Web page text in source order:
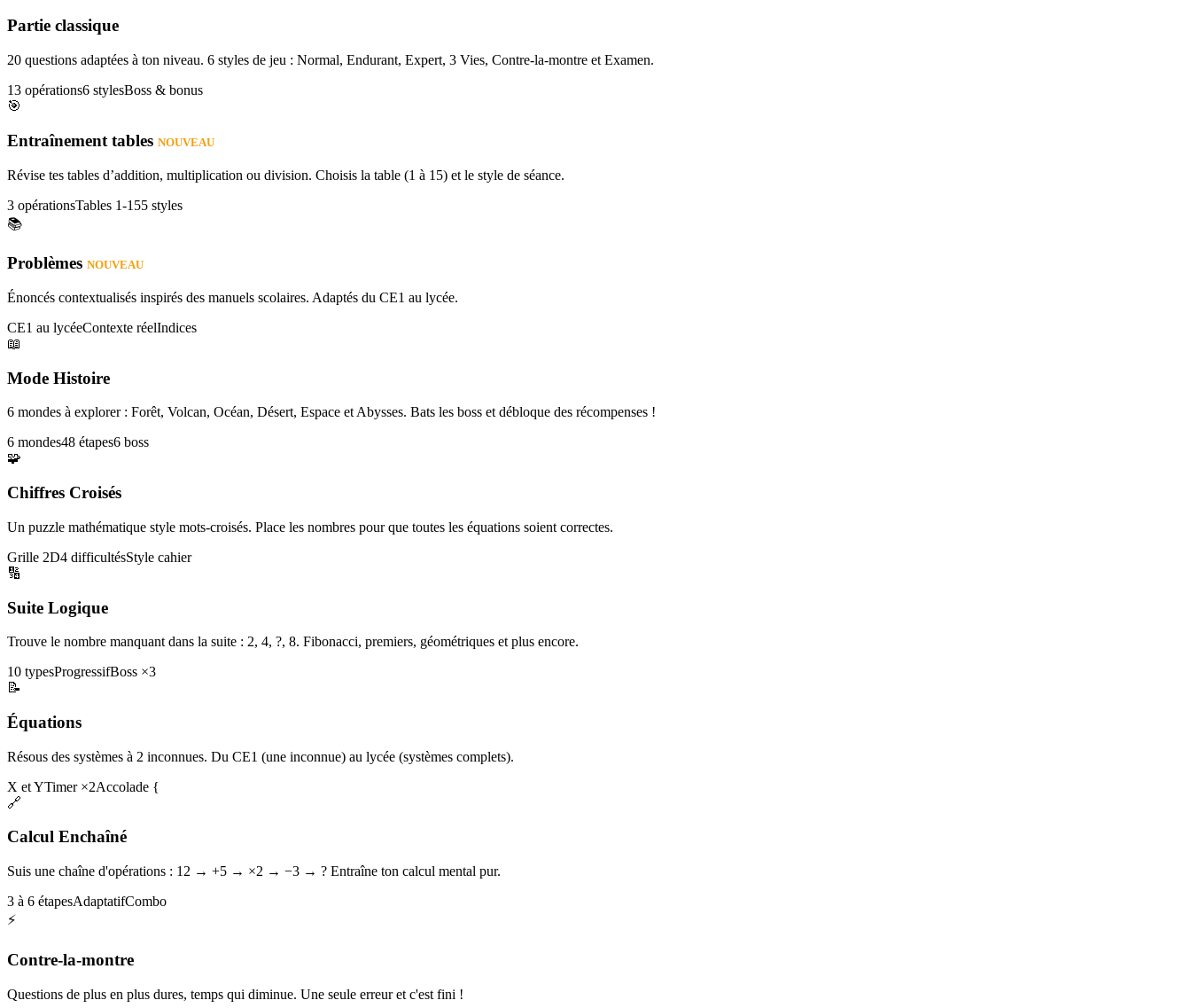
Partie classique
20 questions adaptées à ton niveau. 6 styles de jeu : Normal, Endurant, Expert, 3 Vies, Contre-la-montre et Examen.
13 opérations6 stylesBoss & bonus
🎯
Entraînement tables NOUVEAU
Révise tes tables d’addition, multiplication ou division. Choisis la table (1 à 15) et le style de séance.
3 opérationsTables 1-155 styles
📚
Problèmes NOUVEAU
Énoncés contextualisés inspirés des manuels scolaires. Adaptés du CE1 au lycée.
CE1 au lycéeContexte réelIndices
📖
Mode Histoire
6 mondes à explorer : Forêt, Volcan, Océan, Désert, Espace et Abysses. Bats les boss et débloque des récompenses !
6 mondes48 étapes6 boss
🧩
Chiffres Croisés
Un puzzle mathématique style mots-croisés. Place les nombres pour que toutes les équations soient correctes.
Grille 2D4 difficultésStyle cahier
🔢
Suite Logique
Trouve le nombre manquant dans la suite : 2, 4, ?, 8. Fibonacci, premiers, géométriques et plus encore.
10 typesProgressifBoss ×3
📝
Équations
Résous des systèmes à 2 inconnues. Du CE1 (une inconnue) au lycée (systèmes complets).
X et YTimer ×2Accolade {
🔗
Calcul Enchaîné
Suis une chaîne d'opérations : 12 → +5 → ×2 → −3 → ? Entraîne ton calcul mental pur.
3 à 6 étapesAdaptatifCombo
⚡
Contre-la-montre
Questions de plus en plus dures, temps qui diminue. Une seule erreur et c'est fini !